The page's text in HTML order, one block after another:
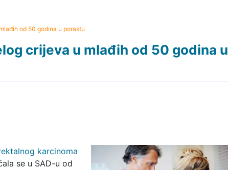
od 50 godina u porastu
crijeva u mlađih od 50 godina u
karcinoma
se u SAD-u od